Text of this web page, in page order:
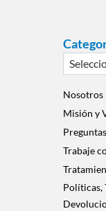
una
categoría
Nosotros
Misión y
Trabaje
Políticas,